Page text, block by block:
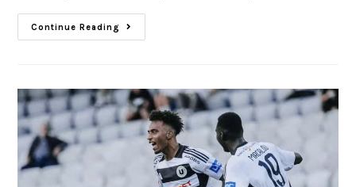
Continue Reading